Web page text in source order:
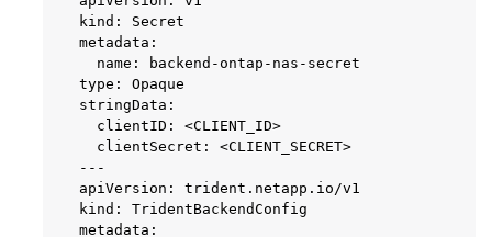
kind: Secret
metadata:
  name: backend-ontap-nas-secret
type: Opaque
stringData:
  clientID: <CLIENT_ID>
  clientSecret: <CLIENT_SECRET>
---
apiVersion: trident.netapp.io/v1
kind: TridentBackendConfig
metadata: